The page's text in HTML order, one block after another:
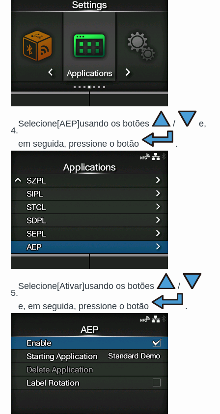
4.
Selecione[AEP]usando os botões / e,
em seguida, pressione o botão .
5.
Selecione[Ativar]usando os botões /
e, em seguida, pressione o botão .